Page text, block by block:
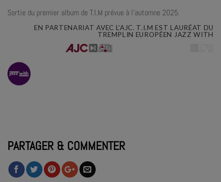
Sortie du premier album de T.I.M prévue à l’automne 2025.
EN PARTENARIAT AVEC L’AJC. T.I.M EST LAURÉAT DU
TREMPLIN EUROPÉEN JAZZ WITH
PARTAGER & COMMENTER